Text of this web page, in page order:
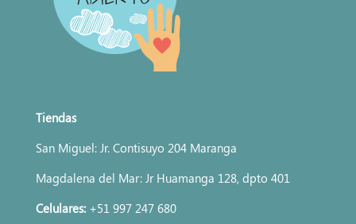
Tiendas
San Miguel: Jr. Contisuyo 204 Maranga
Magdalena del Mar: Jr Huamanga 128, dpto 401
Celulares:+51 997 247 680